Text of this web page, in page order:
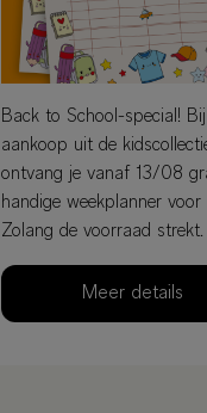
Back to School-special!
aankoop uit de
ontvang je vanaf 13/08
handige weekplanner voor
Zolang de voorraad strekt.
Meer details